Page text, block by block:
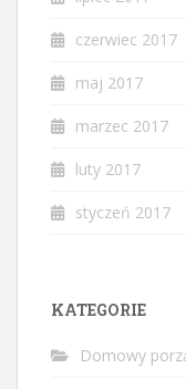
czerwiec 2017
maj 2017
marzec 2017
luty 2017
styczeń 2017
KATEGORIE
Domowy